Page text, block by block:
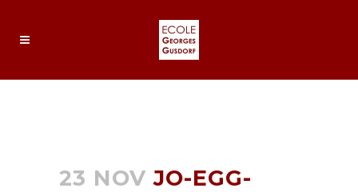
23 NOV JO-EGG-